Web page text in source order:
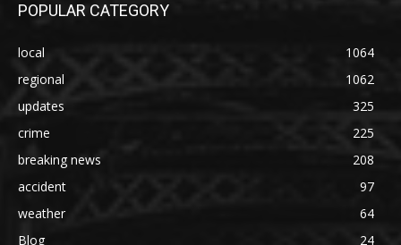
POPULAR CATEGORY
local
1064
regional
1062
updates
325
crime
225
breaking news
208
accident
97
weather
64
Blog
24